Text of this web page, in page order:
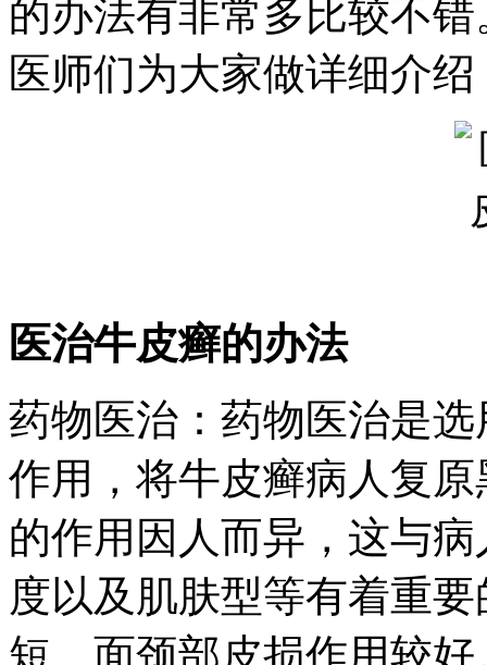
的办法有非常多比较不
医师们为大家做详细介绍
医治牛皮癣的办法
药物医治：药物医治是
作用，将牛皮癣病人复
的作用因人而异，这与
度以及肌肤型等有着重
短、面颈部皮损作用较好